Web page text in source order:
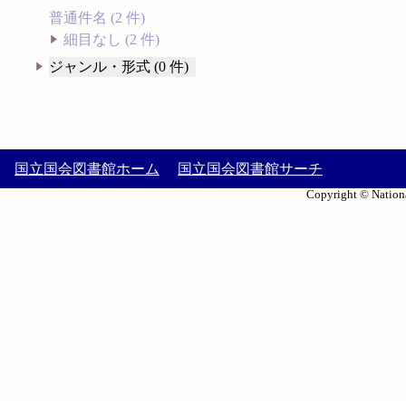
普通件名 (2 件)
細目なし (2 件)
ジャンル・形式 (0 件)
国立国会図書館ホーム 国立国会図書館サーチ
Copyright ©